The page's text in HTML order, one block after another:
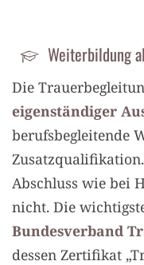
Weiterbildung
Die
eigenständiger
berufsbegleitende
Abschluss wie bei
nicht. Die
Bundesverband
dessen Zertifikat